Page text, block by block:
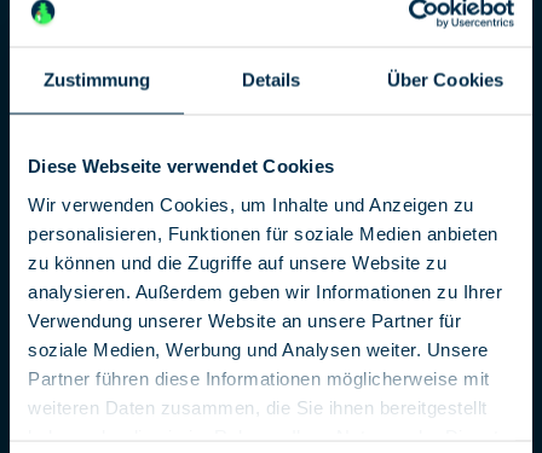
Zustimmung Details Über Cookies
Diese Webseite verwendet Cookies
Wir verwenden Cookies, um Inhalte und Anzeigen zu
personalisieren, Funktionen für soziale Medien anbieten
zu können und die Zugriffe auf unsere Website zu
analysieren. Außerdem geben wir Informationen zu Ihrer
Verwendung unserer Website an unsere Partner für
soziale Medien, Werbung und Analysen weiter. Unsere
Partner führen diese Informationen möglicherweise mit
weiteren Daten zusammen, die Sie ihnen bereitgestellt
Armin Raufeisen für die DDR. Im Januar 1979 floh auch
Dabei nahm Armin Raufeisenseine Frau und Kinder mit –
allerdings ohne ihnen zu erzählen, dass sie nicht mehr